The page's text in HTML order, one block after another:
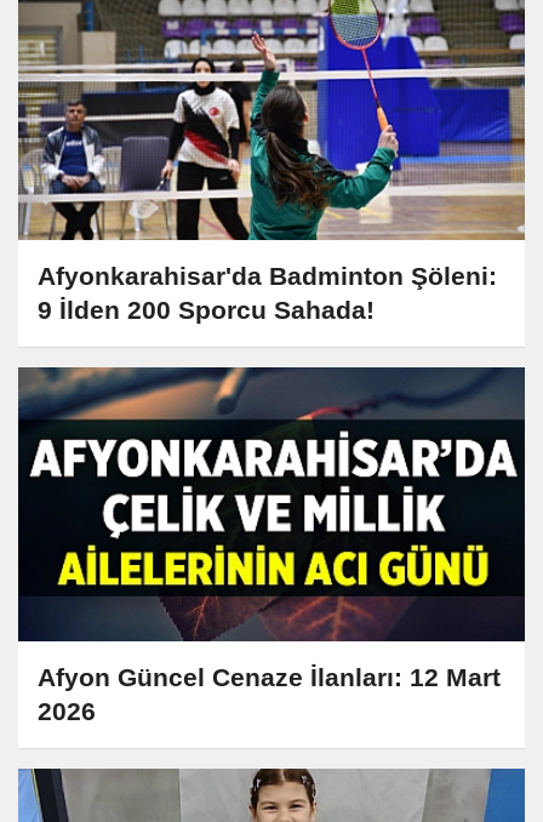
Afyonkarahisar'da Badminton Şöleni:
9 İlden 200 Sporcu Sahada!
Afyon Güncel Cenaze İlanları: 12 Mart
2026